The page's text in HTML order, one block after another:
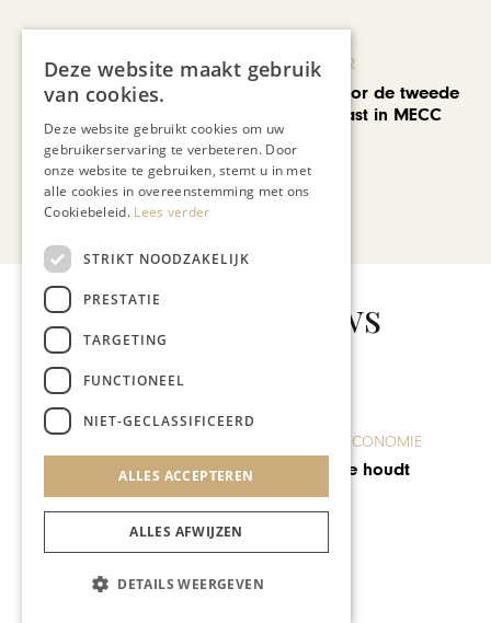
KUNST & CULTUUR
EuropArtFair voor de tweede
keer op rij te gast in MECC
Maastricht
Bekijk alle artikelen
Gerelateerd nieuws
ONDERNEMEN & ECONOMIE
Hans van Wolde houdt
uitverkoop
Deze website maakt gebruik
van cookies.
Deze website gebruikt cookies om uw
gebruikerservaring te verbeteren. Door
onze website te gebruiken, stemt u in met
alle cookies in overeenstemming met ons
Cookiebeleid. Lees verder
STRIKT NOODZAKELIJK
PRESTATIE
TARGETING
FUNCTIONEEL
NIET-GECLASSIFICEERD
ALLES ACCEPTEREN
ALLES AFWIJZEN
DETAILS WEERGEVEN